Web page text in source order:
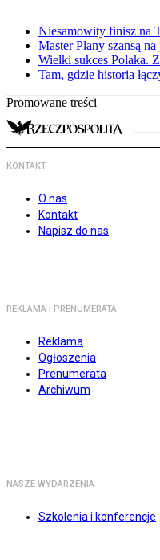
Niesamowity finisz na
Master Plany szansą
Wielki sukces Polaka.
Tam, gdzie historia
Promowane treści
KONTAKT
O nas
Kontakt
Napisz do nas
REKLAMA I PRENUMERATA
Reklama
Ogłoszenia
Prenumerata
Archiwum
NASZE WYDARZENIA
Szkolenia i konferencje